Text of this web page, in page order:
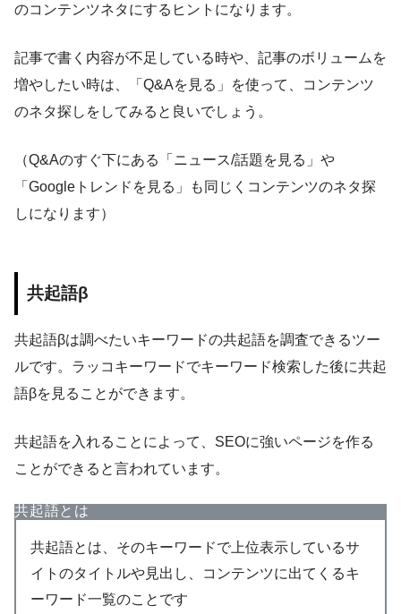
のコンテンツネタにするヒントになります。
記事で書く内容が不足している時や、記事のボリュームを
増やしたい時は、「Q&Aを見る」を使って、コンテンツ
のネタ探しをしてみると良いでしょう。
（Q&Aのすぐ下にある「ニュース/話題を見る」や
「Googleトレンドを見る」も同じくコンテンツのネタ探
しになります）
共起語β
共起語βは調べたいキーワードの共起語を調査できるツー
ルです。ラッコキーワードでキーワード検索した後に共起
語βを見ることができます。
共起語を入れることによって、SEOに強いページを作る
ことができると言われています。
共起語とは
共起語とは、そのキーワードで上位表示しているサ
イトのタイトルや見出し、コンテンツに出てくるキ
ーワード一覧のことです